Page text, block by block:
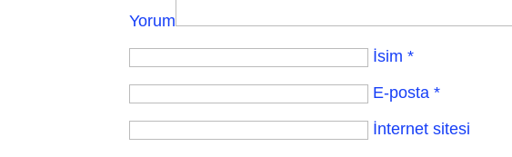
Yorum
İsim *
E-posta *
İnternet sitesi